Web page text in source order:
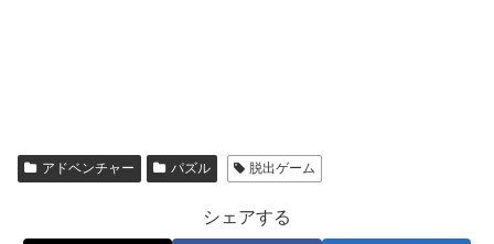
アドベンチャー パズル 脱出ゲーム
シェアする